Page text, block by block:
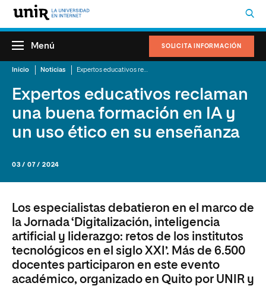
SOLICITA INFORMACIÓN
Menú
Inicio Noticias
Expertos educativos reclaman
una buena formación en IA y
un uso ético en su enseñanza
03 / 07 / 2024
Los especialistas debatieron en el marco de
la Jornada ‘Digitalización, inteligencia
artificial y liderazgo: retos de los institutos
tecnológicos en el siglo XXI’. Más de 6.500
docentes participaron en este evento
académico, organizado en Quito por UNIR y